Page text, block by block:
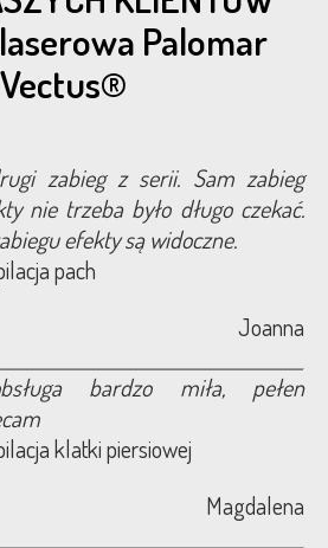
Palomar
Vectus®
zabieg z serii. Sam zabieg
nie trzeba było długo czekać.
efekty są widoczne.
pach
Joanna
bardzo miła, pełen
klatki piersiowej
Magdalena